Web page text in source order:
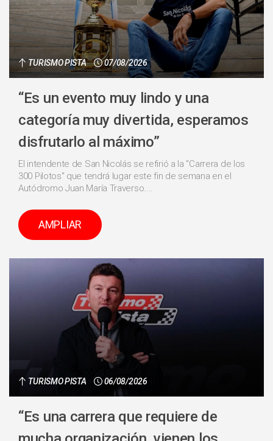
TURISMO PISTA 07/08/2026
“Es un evento muy lindo y una
categoría muy divertida, esperamos
disfrutarlo al máximo”
El intendente de San Nicolás se refirió a la "Carrera de los
300 Pilotos" que tendrá lugar este fin de semana en el
Autódromo Juan María Traverso....
AMPLIAR
TURISMO PISTA 06/08/2026
“Es una carrera que requiere de